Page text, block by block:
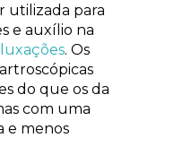
utilizada para
e auxílio na
luxações. Os
do que os da
com uma
e menos